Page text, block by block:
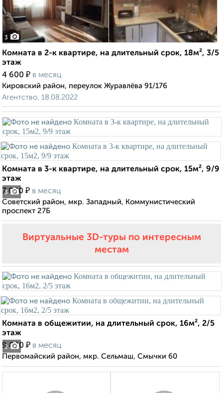
3
Комната в 2-к квартире, на длительный срок, 18м², 3/5
этаж
4 600 ₽ в месяц
Кировский район, переулок Журавлёва 91/176
Агентство, 18.08.2022
3
Комната в 3-к квартире, на длительный срок, 15м², 9/9
этаж
7 000 ₽ в месяц
Советский район, мкр. Западный, Коммунистический
проспект 27Б
Виртуальные 3D-туры по интересным
местам
2
Комната в общежитии, на длительный срок, 16м², 2/5
этаж
9 000 ₽ в месяц
Первомайский район, мкр. Сельмаш, Смычки 60